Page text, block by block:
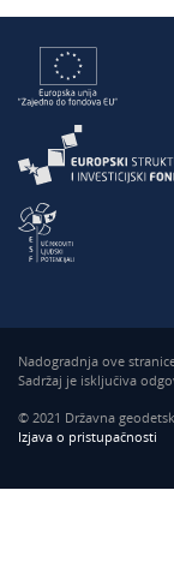
Nadogradnja ove
Sadržaj je isključiva
© 2021 Državna
Izjava o pristupačnosti